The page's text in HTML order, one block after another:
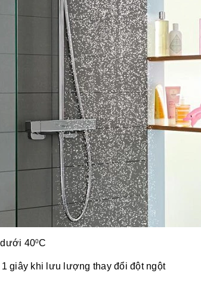
dưới 400C
giây khi lưu lượng thay đổi đột ngột